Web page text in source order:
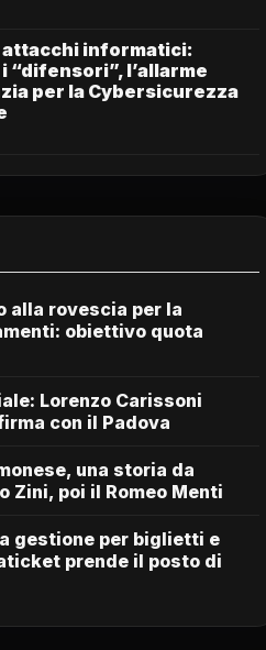
attacchi informatici:
“difensori”, l’allarme
per la Cybersicurezza
alla rovescia per la
obiettivo quota
Lorenzo Carissoni
con il Padova
una storia da
Zini, poi il Romeo Menti
gestione per biglietti e
prende il posto di